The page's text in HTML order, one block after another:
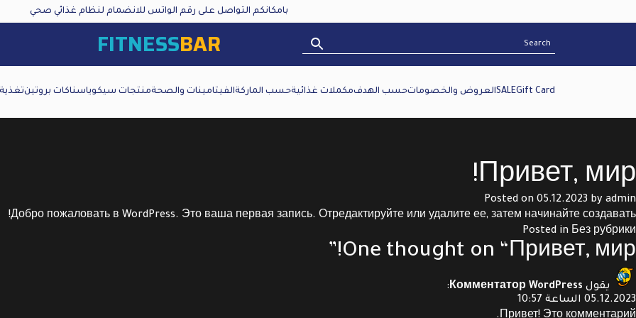
بامكانكم التواصل على رقم الواتس للانضمام لنظام غذائي صحي
FITNESSBAR
Gift Card
SALEالعروض والخصوماتحسب الهدفمكملات غذائيةحسب الماركةالفيتامينات والصحةمنتجات سيكوياسناكات بروتين
Привет, мир!
Posted on 05.12.2023 by admin
Добро пожаловать в WordPress. Это ваша первая запись. Отредактируйте или удалите ее, затем начинайте создавать!
Posted in Без рубрики
One thought on “Привет, мир!
”
يقول Комментатор WordPress
:
05.12.2023 الساعة 10:57
Привет! Это комментарий.